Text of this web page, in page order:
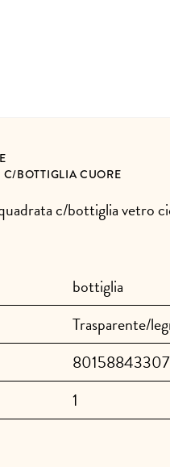
C/BOTTIGLIA CUORE
c/bottiglia vetro
bottiglia
Trasparente/
1